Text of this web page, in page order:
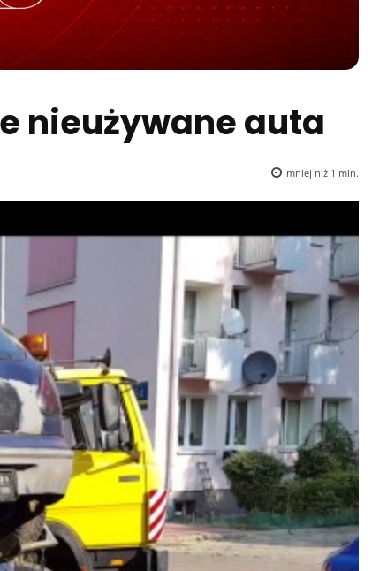
nieużywane auta
mniej niż 1 min.